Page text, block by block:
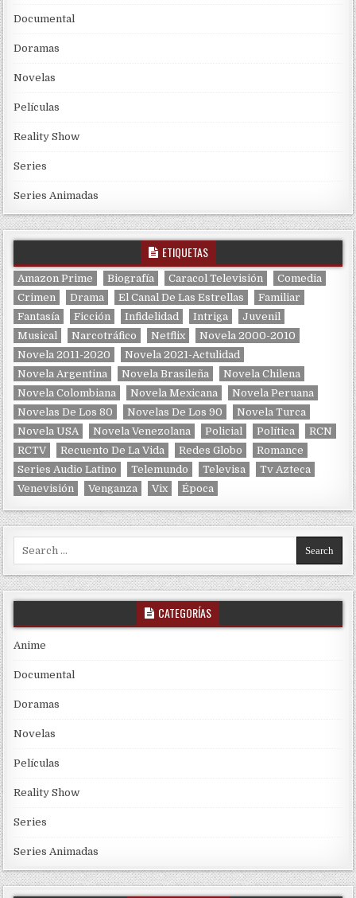
Documental
Doramas
Novelas
Películas
Reality Show
Series
Series Animadas
ETIQUETAS
Amazon Prime Biografía Caracol Televisión
Comedia
Crimen
Drama El Canal De Las Estrellas
Familiar
Fantasía
Ficción Infidelidad Intriga
Juvenil
Musical
Narcotráfico Netflix
Novela 2000-2010
Novela 2011-2020
Novela 2021-Actulidad
Novela Argentina
Novela Brasileña
Novela Chilena
Novela Colombiana
Novela Mexicana
Novela Peruana
Novelas De Los 80
Novelas De Los 90
Novela Turca
Novela USA
Novela Venezolana Policial Política
RCN
RCTV
Recuento De La Vida Redes Globo
Romance
Series Audio Latino
Telemundo Televisa
Tv Azteca
Venevisión
Venganza Vix Época
CATEGORÍAS
Anime
Documental
Doramas
Novelas
Películas
Reality Show
Series
Series Animadas